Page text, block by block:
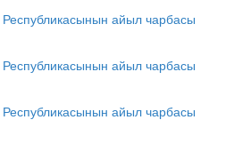
айыл чарбасы
айыл чарбасы
айыл чарбасы